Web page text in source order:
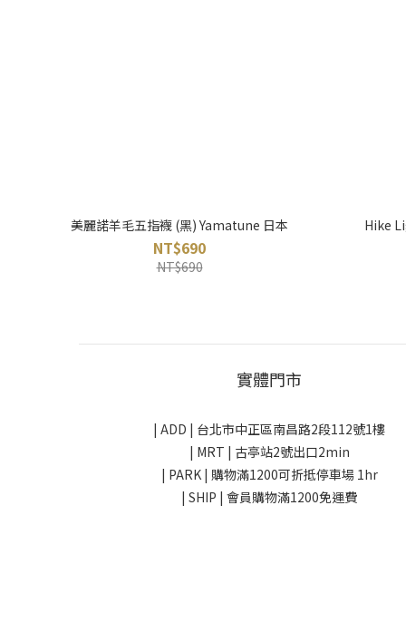
美麗諾羊毛五指襪 (黑) Yamatune 日本
NT$690
NT$690
Hike
實體門市
| ADD | 台北市中正區南昌路2段112號1樓
| MRT | 古亭站2號出口2min
| PARK | 購物滿1200可折抵停車場 1hr
| SHIP | 會員購物滿1200免運費